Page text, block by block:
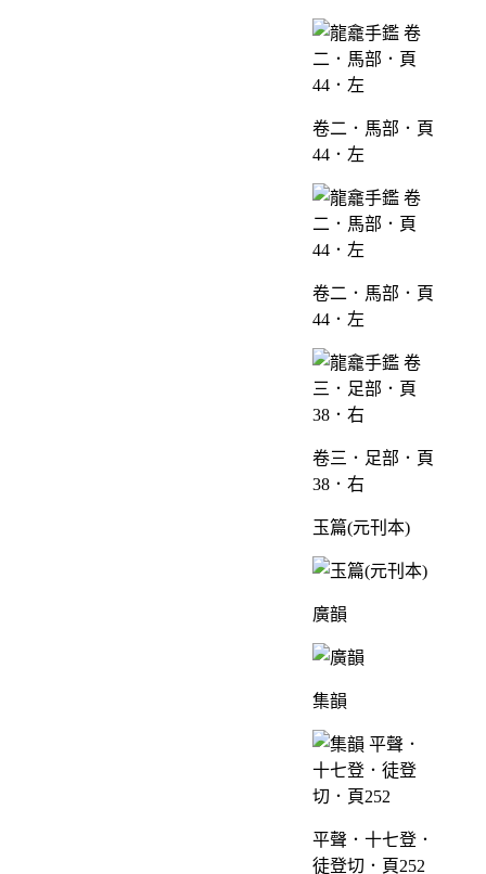
卷二．馬部．頁
44．左
卷二．馬部．頁
44．左
卷三．足部．頁
38．右
玉篇(元刊本)
廣韻
集韻
平聲．十七登．
徒登切．頁252